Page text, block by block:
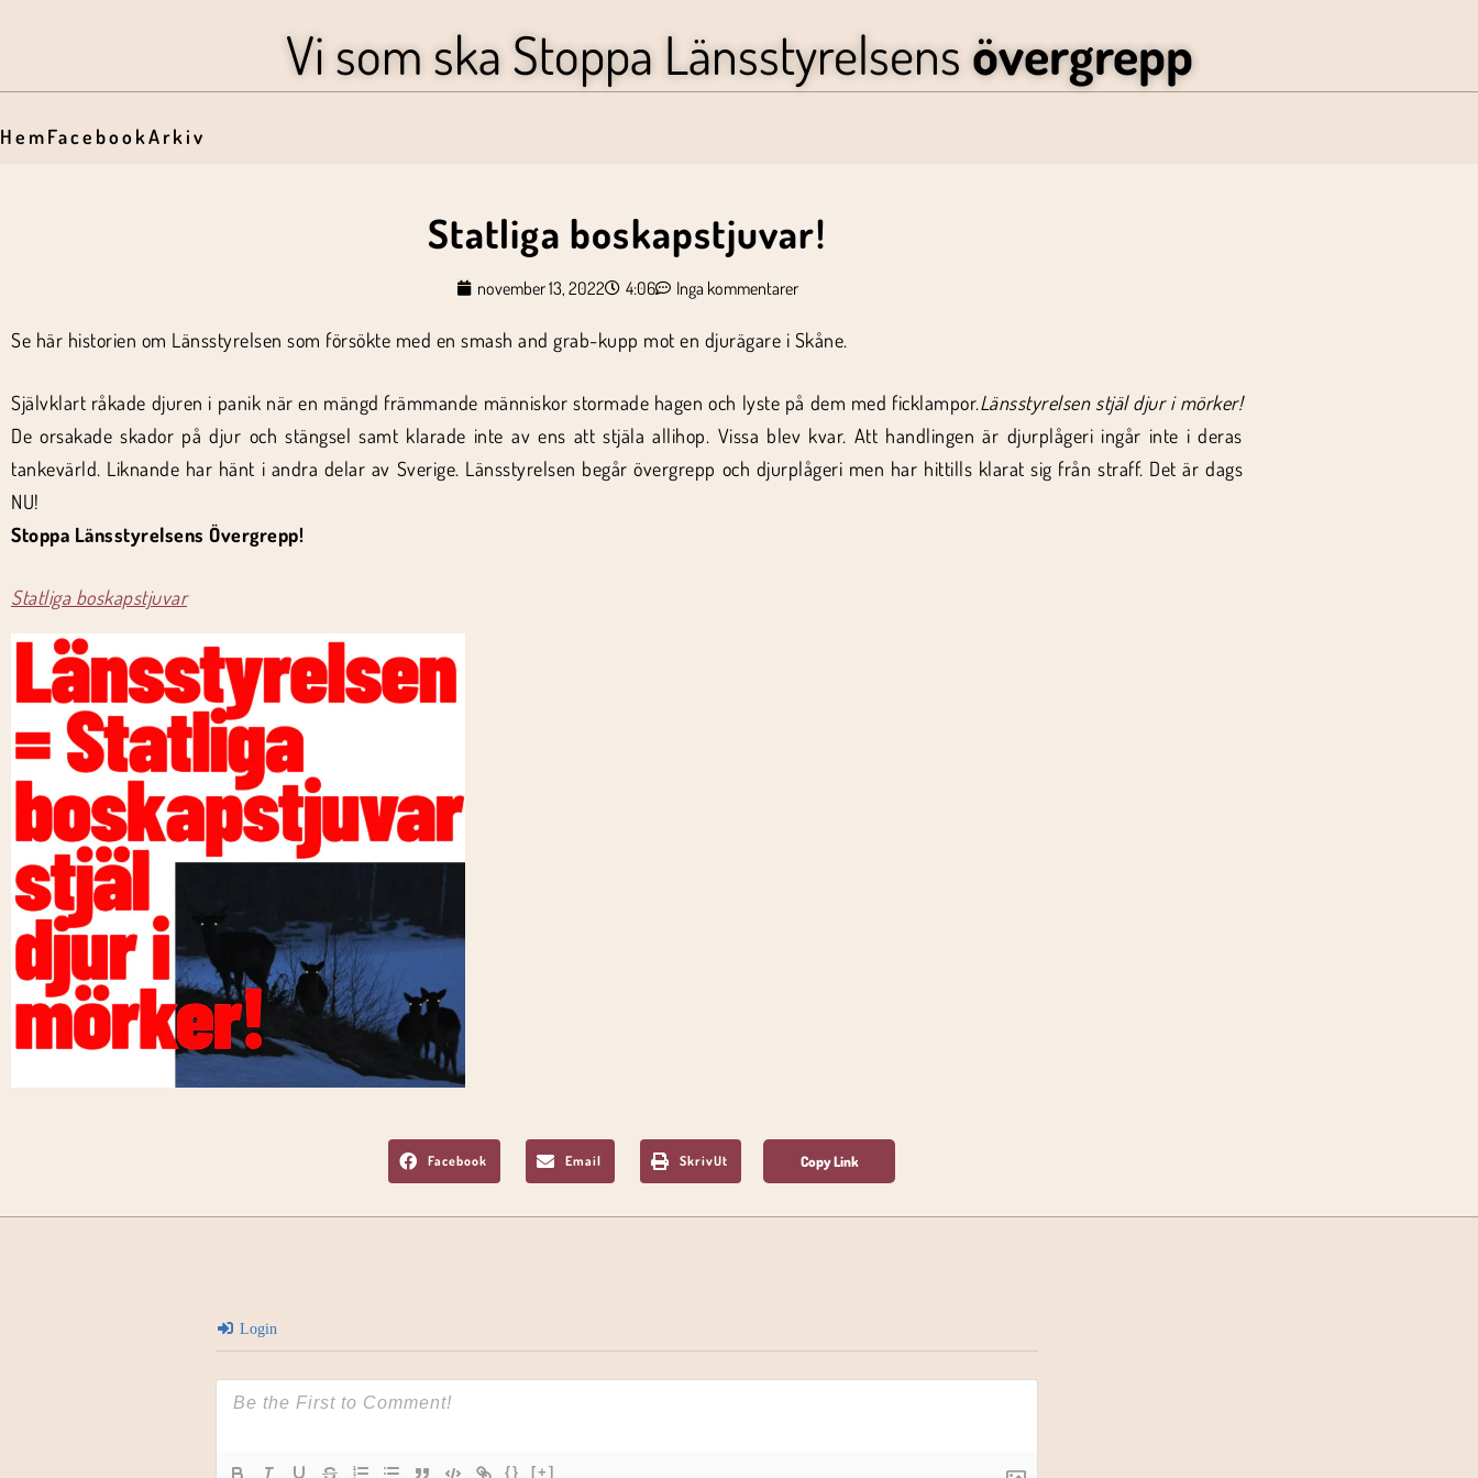
Vi som ska Stoppa Länsstyrelsens övergrepp
HemFacebookArkiv
Statliga boskapstjuvar!
november 13, 2022 4:06 Inga kommentarer
Se här historien om Länsstyrelsen som försökte med en smash and grab-kupp mot en djurägare i Skåne.
Självklart råkade djuren i panik när en mängd främmande människor stormade hagen och lyste på dem med ficklampor.Länsstyrelsen stjäl djur i mörker!
De orsakade skador på djur och stängsel samt klarade inte av ens att stjäla allihop. Vissa blev kvar. Att handlingen är djurplågeri ingår inte i deras
tankevärld. Liknande har hänt i andra delar av Sverige. Länsstyrelsen begår övergrepp och djurplågeri men har hittills klarat sig från straff. Det är dags
NU!
Stoppa Länsstyrelsens Övergrepp!
Statliga boskapstjuvar
Facebook Email SkrivUt
Login
{} [+]